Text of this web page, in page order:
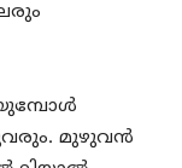
മുഴുവൻ